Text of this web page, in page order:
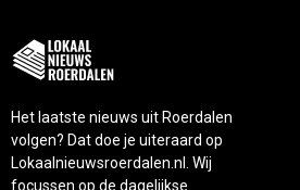
Het laatste nieuws uit Roerdalen
volgen? Dat doe je uiteraard op
Lokaalnieuwsroerdalen.nl. Wij
focussen op de dagelijkse